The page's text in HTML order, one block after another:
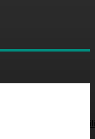
in Italia sale a 39